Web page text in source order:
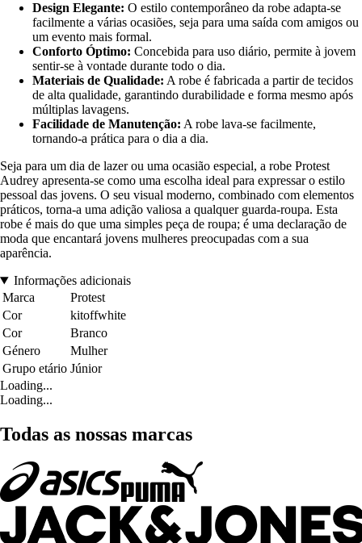
Design Elegante: O estilo contemporâneo da robe adapta-se
facilmente a várias ocasiões, seja para uma saída com amigos ou
um evento mais formal.
Conforto Óptimo: Concebida para uso diário, permite à jovem
sentir-se à vontade durante todo o dia.
Materiais de Qualidade: A robe é fabricada a partir de tecidos
de alta qualidade, garantindo durabilidade e forma mesmo após
múltiplas lavagens.
Facilidade de Manutenção: A robe lava-se facilmente,
tornando-a prática para o dia a dia.
Seja para um dia de lazer ou uma ocasião especial, a robe Protest
Audrey apresenta-se como uma escolha ideal para expressar o estilo
pessoal das jovens. O seu visual moderno, combinado com elementos
práticos, torna-a uma adição valiosa a qualquer guarda-roupa. Esta
robe é mais do que uma simples peça de roupa; é uma declaração de
moda que encantará jovens mulheres preocupadas com a sua
aparência.
Informações adicionais
Marca
Protest
Cor
kitoffwhite
Cor
Branco
Género
Mulher
Grupo etário Júnior
Loading...
Loading...
Todas as nossas marcas